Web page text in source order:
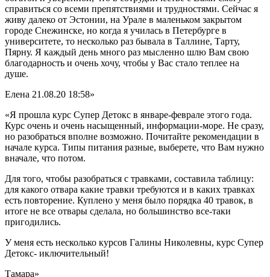
справиться со всеми препятствиями и трудностями. Сейчас я
живу далеко от Эстонии, на Урале в маленьком закрытом
городе Снежинске, но когда я училась в Петербурге в
университете, то несколько раз бывала в Таллине, Тарту,
Пярну. Я каждый день много раз мысленно шлю Вам свою
благодарность и очень хочу, чтобы у Вас стало теплее на
душе.
Елена 21.08.20 18:58»
«Я прошла курс Супер Детокс в январе-феврале этого года.
Курс очень и очень насыщенный, информации-море. Не сразу,
но разобраться вполне возможно. Почитайте рекомендации в
начале курса. Типы питания разные, выберете, что Вам нужно
вначале, что потом.
Для того, чтобы разобраться с травками, составила таблицу:
для какого отвара какие травки требуются и в каких травках
есть повторение. Куплено у меня было порядка 40 травок, в
итоге не все отвары сделала, но большинство все-таки
пригодились.
У меня есть несколько курсов Галины Николевны, курс Супер
Детокс- иключительный!
Тамара»